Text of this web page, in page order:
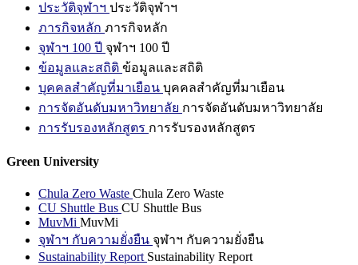
ประวัติจุฬาฯ ประวัติจุฬาฯ
ภารกิจหลัก ภารกิจหลัก
จุฬาฯ 100 ปี จุฬาฯ 100 ปี
ข้อมูลและสถิติ ข้อมูลและสถิติ
บุคคลสำคัญที่มาเยือน บุคคลสำคัญที่มาเยือน
การจัดอันดับมหาวิทยาลัย การจัดอันดับมหาวิทยาลัย
การรับรองหลักสูตร การรับรองหลักสูตร
Green University
Chula Zero Waste Chula Zero Waste
CU Shuttle Bus CU Shuttle Bus
MuvMi MuvMi
จุฬาฯ กับความยั่งยืน จุฬาฯ กับความยั่งยืน
Sustainability Report Sustainability Report